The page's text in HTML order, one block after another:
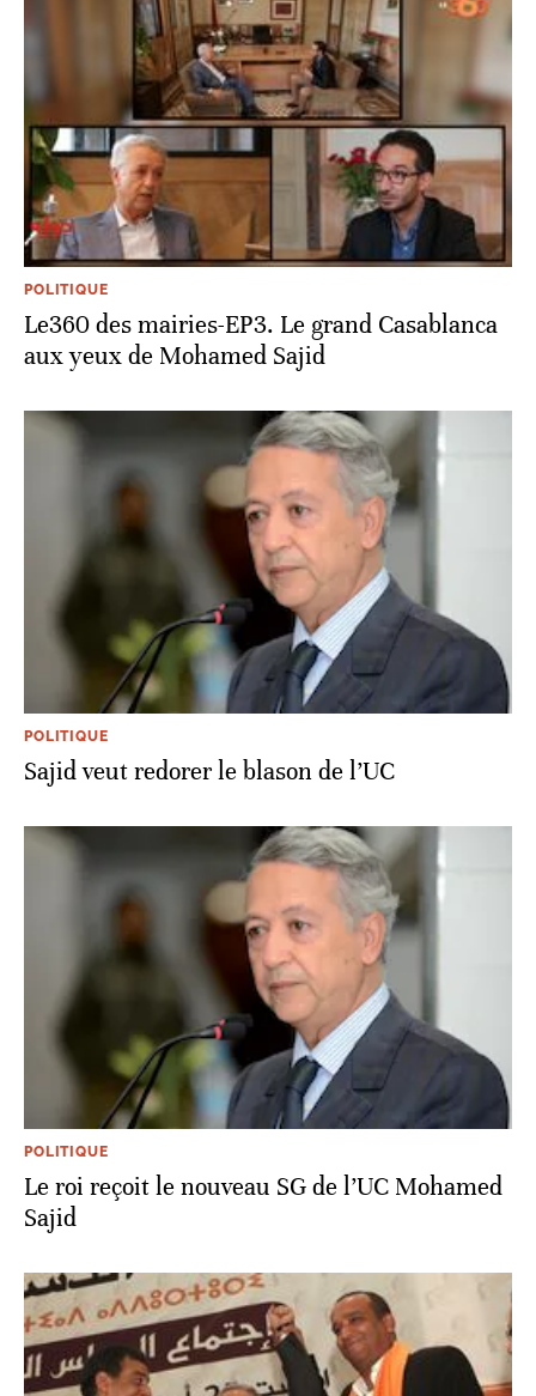
POLITIQUE
Le360 des mairies-EP3. Le grand Casablanca
aux yeux de Mohamed Sajid
POLITIQUE
Sajid veut redorer le blason de l’UC
POLITIQUE
Le roi reçoit le nouveau SG de l’UC Mohamed
Sajid